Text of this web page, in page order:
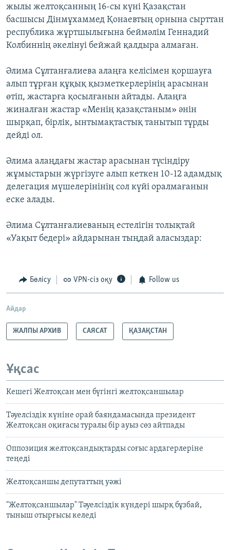
жылы желтоқсанның 16-сы күні Қазақстан
басшысы Дінмұхаммед Қонаевтың орнына сырттан
республика жұртшылығына беймәлім Геннадий
Колбиннің әкелінуі бейжай қалдыра алмаған.
Әлима Сұлтанғалиева алаңға келісімен қоршауға
алып тұрған құқық қызметкерлерінің арасынан
өтіп, жастарға қосылғанын айтады. Алаңға
жиналған жастар «Менің қазақстаным» әнін
шырқап, бірлік, ынтымақтастық танытып тұрды
дейді ол.
Әлима алаңдағы жастар арасынан түсіндіру
жұмыстарын жүргізуге алып кеткен 10-12 адамдық
делегация мүшелерінінің сол күйі оралмағанын
еске алады.
Әлима Сұлтанғалиеваның естелігін толықтай
«Уақыт бедері» айдарынан тыңдай аласыздар:
Бөлісу VPN-сіз оқу Follow us
Айдар
ЖАЛПЫ АРХИВ САЯСАТ ҚАЗАҚСТАН
Ұқсас
Кешегі Желтоқсан мен бүгінгі желтоқсаншылар
Тәуелсіздік күніне орай баяндамасында президент
Желтоқсан оқиғасы туралы бір ауыз сөз айтпады
Оппозиция желтоқсандықтарды соғыс ардагерлеріне
теңеді
Желтоқсаншы депутаттың уәжі
"Желтоқсаншылар" Тәуелсіздік күндері шырқ бұзбай,
тыныш отырғысы келеді